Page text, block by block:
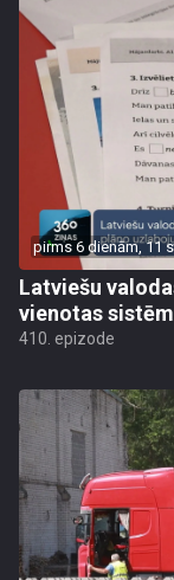
pirms 6 dienām, 11
Latviešu
vienotas
410. epizode